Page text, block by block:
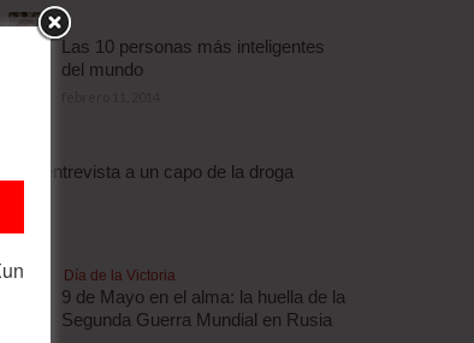
Las 10 personas más inteligentes
del mundo
entrevista a un capo de la droga
Día de la Victoria
9 de Mayo en el alma: la huella de la
Segunda Guerra Mundial en Rusia